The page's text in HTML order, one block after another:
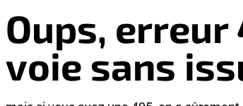
Oups, erreur
voie sans